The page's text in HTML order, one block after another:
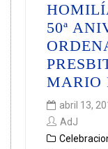
50ª
MARIO
abril 13,
AdJ